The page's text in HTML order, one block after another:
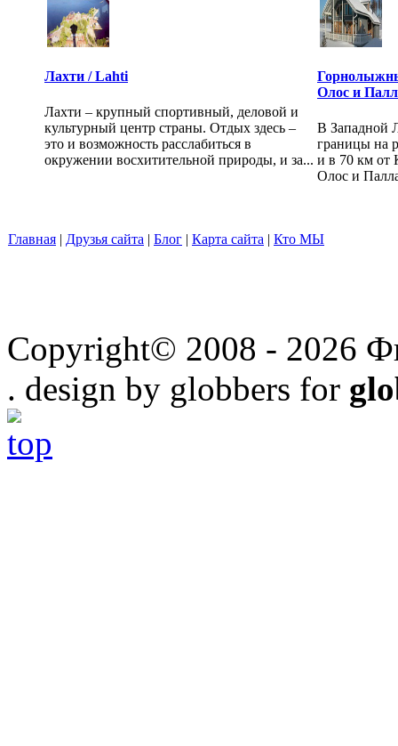
Лахти / Lahti
Лахти – крупный спортивный, деловой и
культурный центр страны. Отдых здесь –
это и возможность расслабиться в
окружении восхитительной природы, и за...
Олос и
В Западной
границы на
и в 70 км от
Олос и
Главная | Друзья сайта | Блог | Карта сайта | Кто МЫ
Copyright© 2008 - 2026
. design by globbers for